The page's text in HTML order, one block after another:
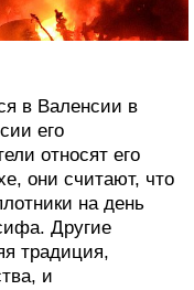
в Валенсии в
его
относят его
они считают, что
на день
Другие
традиция,
и